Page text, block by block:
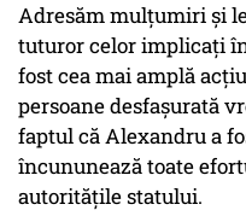
Adresăm mulțumiri și
tuturor celor implicați
fost cea mai amplă
persoane desfașurată
faptul că Alexandru a
încununează toate
autoritățile statului.